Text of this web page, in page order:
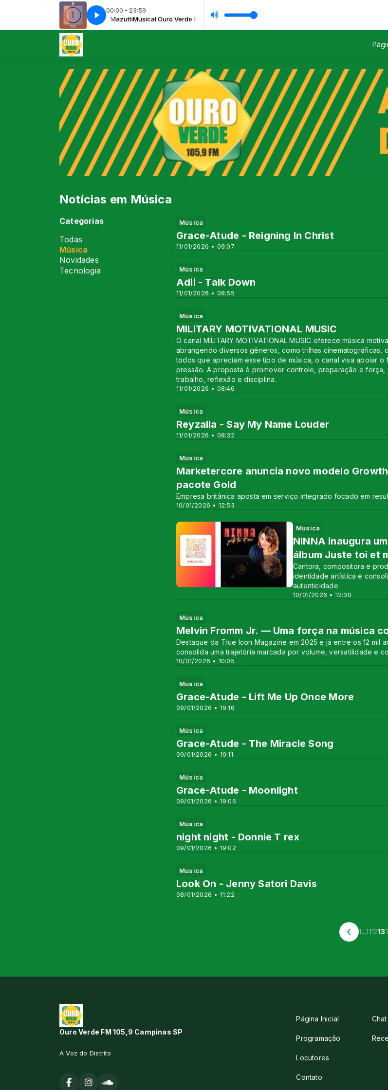
00:00 - 23:59
Ouro Verde FM com Rodrigo MazuttiMusical Ouro Verde FM com Rodrigo Mazutti
Raffi Habel I m On One Raffi Habel I m On One
Notícias em Música
Categorias
Todas
Música
Novidades
Tecnologia
Música
11/01/2026 • 09:07
Grace-Atude - Reigning In Christ
Música
11/01/2026 • 08:55
Adii - Talk Down
Música
11/01/2026 • 08:46
MILITARY MOTIVATIONAL MUSIC
O canal MILITARY MOTIVATIONAL MUSIC oferece música
abrangendo diversos gêneros, como trilhas cinematográficas,
todos que apreciam esse tipo de música, o canal visa apoiar
pressão. A proposta é promover controle, preparação e força,
trabalho, reflexão e disciplina.
Música
11/01/2026 • 08:32
Reyzalla - Say My Name Louder
Música
10/01/2026 • 12:53
Marketercore anuncia novo modelo
pacote Gold
Empresa britânica aposta em serviço integrado focado em
Música
10/01/2026 • 12:30
NINNA inaugura
álbum Juste toi et
Cantora, compositora e
identidade artística e
autenticidade
Música
10/01/2026 • 10:05
Melvin Fromm Jr. — Uma força na música
Destaque da True Icon Magazine em 2025 e já entre os 12 mil
consolida uma trajetória marcada por volume, versatilidade e
Música
09/01/2026 • 19:16
Grace-Atude - Lift Me Up Once More
Música
09/01/2026 • 19:11
Grace-Atude - The Miracle Song
Música
09/01/2026 • 19:06
Grace-Atude - Moonlight
Música
09/01/2026 • 19:02
night night - Donnie T rex
Música
08/01/2026 • 11:22
Look On - Jenny Satori Davis
1...111213
Ouro Verde FM 105,9 Campinas SP
A Voz do Distrito
Página Inicial
Programação
Locutores
Contato
Chat